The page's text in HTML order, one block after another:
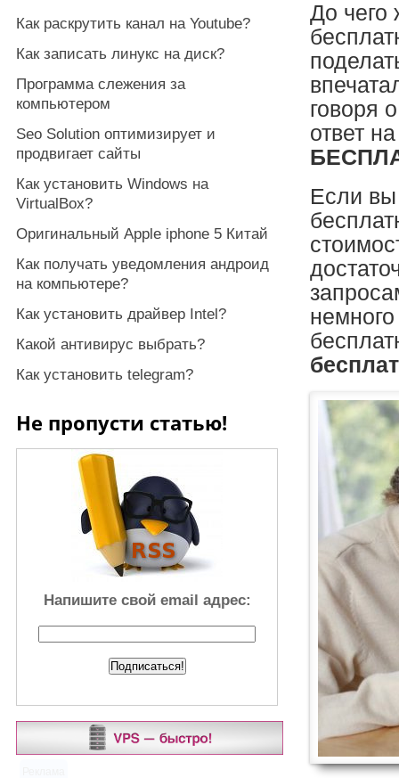
До
говоря
ответ
Если вы
Как раскрутить канал на Youtube?
Как записать линукс на диск?
Программа слежения за
компьютером
Seo Solution оптимизирует и
продвигает сайты
Как установить Windows на
VirtualBox?
Оригинальный Apple iphone 5 Китай
Как получать уведомления андроид
на компьютере?
Как установить драйвер Intel?
Какой антивирус выбрать?
Как установить telegram?
Не пропусти статью!
Напишите свой email адрес: